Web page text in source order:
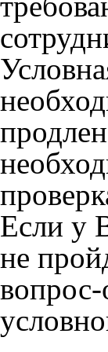
Если у
не
вопрос-